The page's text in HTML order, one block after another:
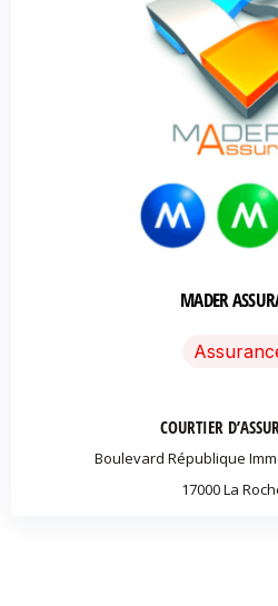
MADER
COURTIER
Boulevard République
17000 La